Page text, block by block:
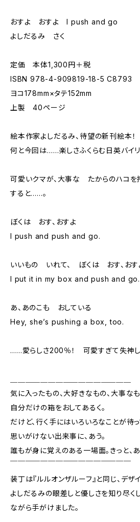
おすよ おすよ I push and go
よしだるみ さく
定価 本体1,300円＋税
ISBN 978-4-909819-18-5 C8793
ヨコ178mm×タテ152mm
上製 40ページ
絵本作家よしだるみ、待望の新刊絵本！
何と今回は……楽しさふくらむ日英バ
可愛いクマが、大事な たからのハコを
すると……。
ぼくは おす、おすよ
I push and push and go.
いいもの いれて、 ぼくは おす、おす
I put it in my box and push and go.
あ、あのこも おしている
Hey, she’s pushing a box, too.
……愛らしさ200％！ 可愛すぎて失神し
気に入ったもの、大好きなもの、大事な
自分だけの箱をおしてあるく。
だけど、行く手にはいろいろなことが待っ
思いがけない出来事に、あう。
誰もが身に覚えのある一場面。きっと、
装丁は『ルルオンザルーフ』と同じ、デザ
よしだるみの眼差しと優しさを知り尽く
ながら手がけました。